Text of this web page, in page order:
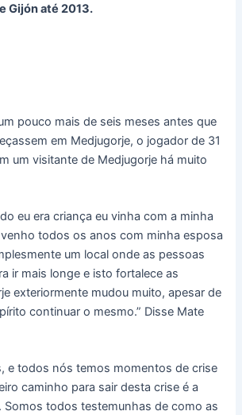
Gijón até 2013.
pouco mais de seis meses antes que
em Medjugorje, o jogador de 31
um visitante de Medjugorje há muito
eu era criança eu vinha com a minha
todos os anos com minha esposa
um local onde as pessoas
ir mais longe e isto fortalece as
exteriormente mudou muito, apesar de
continuar o mesmo.” Disse Mate
e todos nós temos momentos de crise
caminho para sair desta crise é a
Somos todos testemunhas de como as